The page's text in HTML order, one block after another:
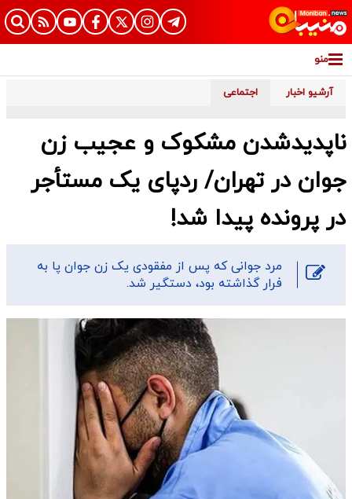
منو
آرشیو اخبار اجتماعی
ناپدیدشدن مشکوک و عجیب زن
جوان در تهران/ ردپای یک مستأجر
در پرونده پیدا شد!
​مرد جوانی که پس از مفقودی یک زن جوان پا به
فرار گذاشته بود، دستگیر شد.